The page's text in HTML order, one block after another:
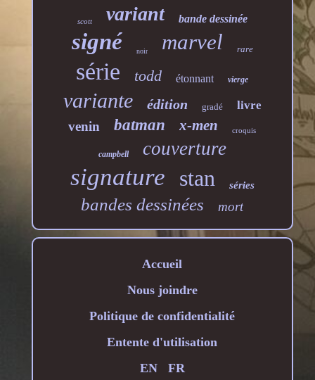
scott variant bande dessinée
signé noir marvel rare
série todd étonnant vierge
variante édition gradé livre
venin batman x-men croquis
campbell couverture
signature stan séries
bandes dessinées mort
Accueil
Nous joindre
Politique de confidentialité
Entente d'utilisation
EN
FR